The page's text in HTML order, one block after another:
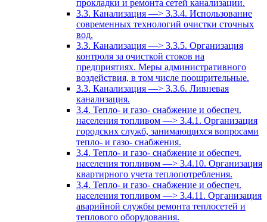
прокладки и ремонта сетей канализации.
3.3. Канализация —> 3.3.4. Использование
современных технологий очистки сточных
вод.
3.3. Канализация —> 3.3.5. Организация
контроля за очисткой стоков на
предприятиях. Меры административного
воздействия, в том числе поощрительные.
3.3. Канализация —> 3.3.6. Ливневая
канализация.
3.4. Тепло- и газо- снабжение и обеспеч.
населения топливом —> 3.4.1. Организация
городских служб, занимающихся вопросами
тепло- и газо- снабжения.
3.4. Тепло- и газо- снабжение и обеспеч.
населения топливом —> 3.4.10. Организация
квартирного учета теплопотребления.
3.4. Тепло- и газо- снабжение и обеспеч.
населения топливом —> 3.4.11. Организация
аварийной службы ремонта теплосетей и
теплового оборудования.